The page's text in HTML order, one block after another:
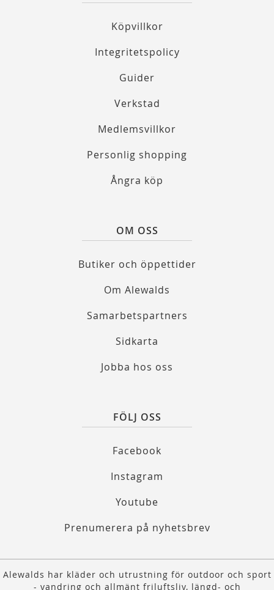
Köpvillkor
Integritetspolicy
Guider
Verkstad
Medlemsvillkor
Personlig shopping
Ångra köp
OM OSS
Butiker och öppettider
Om Alewalds
Samarbetspartners
Sidkarta
Jobba hos oss
FÖLJ OSS
Facebook
Instagram
Youtube
Prenumerera på nyhetsbrev
Alewalds har kläder och utrustning för outdoor och sport
- vandring och allmänt friluftsliv, längd- och